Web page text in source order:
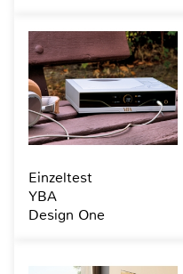
Einzeltest
YBA
Design One